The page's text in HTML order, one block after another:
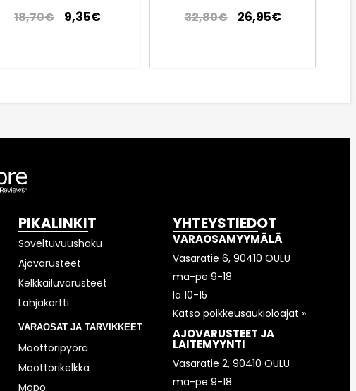
18,70€ 9,35€ 32,80€ 26,95€
PIKALINKIT
Soveltuvuushaku
Ajovarusteet
Kelkkailuvarusteet
Lahjakortti
VARAOSAT JA TARVIKKEET
Moottoripyörä
Moottorikelkka
Mopo
YHTEYSTIEDOT
VARAOSAMYYMÄLÄ
Vasaratie 6, 90410 OULU
ma-pe 9-18
la 10-15
Katso poikkeusaukioloajat »
AJOVARUSTEET JA
LAITEMYYNTI
Vasaratie 2, 90410 OULU
ma-pe 9-18